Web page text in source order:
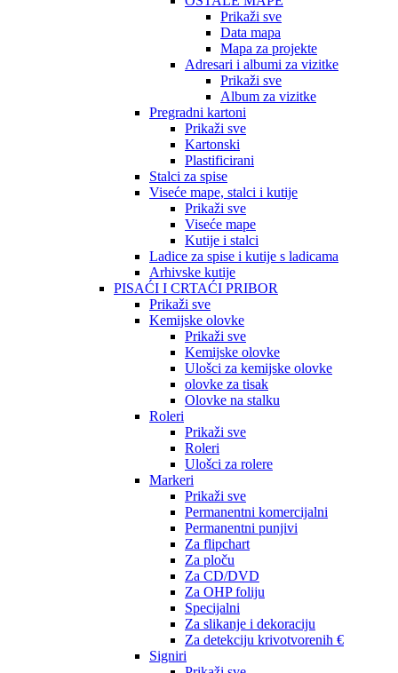
Prikaži sve
Data mapa
Mapa za projekte
Adresari i albumi za vizitke
Prikaži sve
Album za vizitke
Pregradni kartoni
Prikaži sve
Kartonski
Plastificirani
Stalci za spise
Viseće mape, stalci i kutije
Prikaži sve
Viseće mape
Kutije i stalci
Ladice za spise i kutije s ladicama
Arhivske kutije
PISAĆI I CRTAĆI PRIBOR
Prikaži sve
Kemijske olovke
Prikaži sve
Kemijske olovke
Ulošci za kemijske olovke
olovke za tisak
Olovke na stalku
Roleri
Prikaži sve
Roleri
Ulošci za rolere
Markeri
Prikaži sve
Permanentni komercijalni
Permanentni punjivi
Za flipchart
Za ploču
Za CD/DVD
Za OHP foliju
Specijalni
Za slikanje i dekoraciju
Za detekciju krivotvorenih €
Signiri